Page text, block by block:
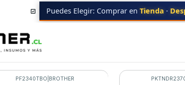
Puedes Elegir: Comprar en Tienda ·
Equipos BROTHER MFC-L2700
PF2340TBO BROTHER